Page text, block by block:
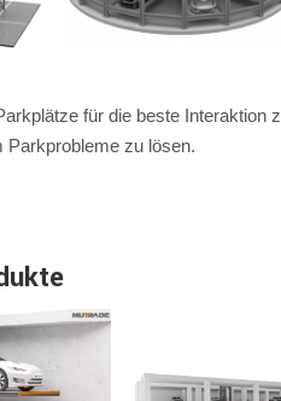
für die beste Interaktion
Parkprobleme zu lösen.